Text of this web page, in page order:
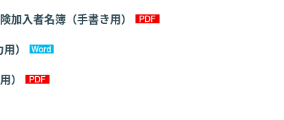
加入者名簿（手書き用）
）
）